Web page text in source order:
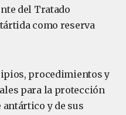
del Tratado
como reserva
procedimientos y
para la protección
y de sus